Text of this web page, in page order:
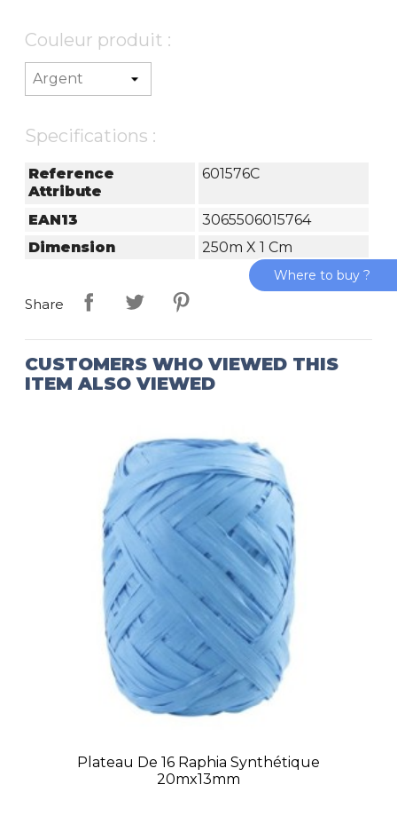
Couleur produit :
Specifications :
Reference
Attribute
601576C
EAN13
3065506015764
Dimension
250m X 1 Cm
Share
CUSTOMERS WHO VIEWED THIS
ITEM ALSO VIEWED
Plateau De 16 Raphia Synthétique
20mx13mm
Where to buy ?